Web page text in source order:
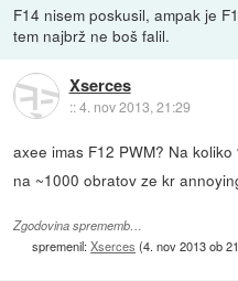
F14 nisem poskusil, ampak je
tem najbrž ne boš falil.
Xserces
::4. nov 2013, 21:29
axee imas F12 PWM? Na
na ~1000 obratov ze kr
Zgodovina sprememb…
spremenil:Xserces (4. nov 2013 ob